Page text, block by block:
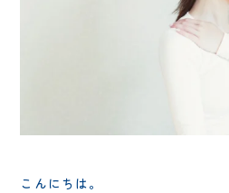
こんにちは。